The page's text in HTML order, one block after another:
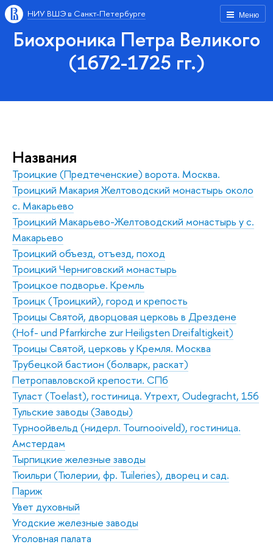
Меню
НИУ ВШЭ в Санкт-Петербурге
Биохроника Петра Великого
(1672-1725 гг.)
Названия
Троицкие (Предтеченские) ворота. Москва.
Троицкий Макария Желтоводский монастырь около
с. Макарьево
Тро­иц­кий Ма­ка­рье­во-Жел­то­вод­ский монастырь у с.
Ма­карь­е­во
Троицкий объезд, отъезд, поход
Троицкий Черниговский монастырь
Троицкое подворье. Кремль
Троицк (Троицкий), город и крепость
Троицы Святой, дворцовая церковь в Дрездене
(Hof- und Pfarrkirche zur Heiligsten Dreifaltigkeit)
Троицы Святой, церковь у Кремля. Москва
Трубецкой бастион (болварк, раскат)
Петропавловской крепости. СПб
Туласт (Toelast), гостиница. Утрехт, Oudegracht, 156
Тульские заводы (Заводы)
Турноойвельд (нидерл. Tournooiveld), гостиница.
Амстердам
Тырпицкие железные заводы
Тюильри (Тюлерии, фр. Tuileries), дворец и сад.
Париж
Увет духовный
Угодские железные заводы
Уголовная палата